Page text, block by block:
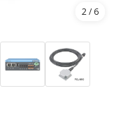
3/ 6